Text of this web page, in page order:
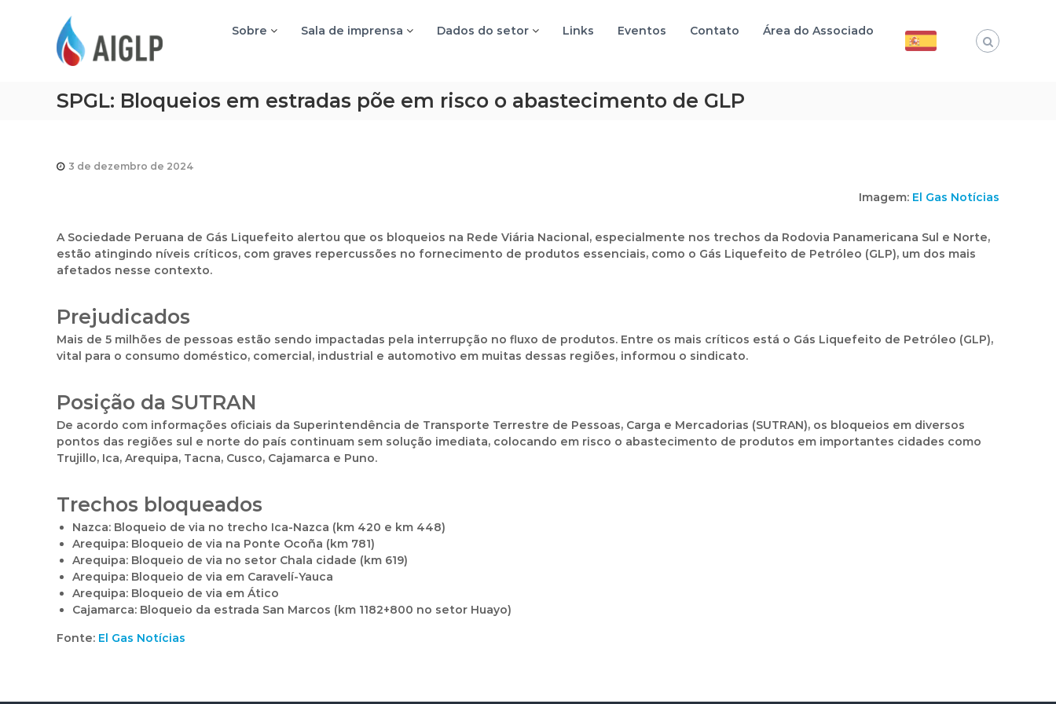
Sobre Sala de imprensa Dados do setor Links Eventos Contato Área do Associado
SPGL: Bloqueios em estradas põe em risco o abastecimento de GLP
3 de dezembro de 2024
Imagem: El Gas Notícias
A Sociedade Peruana de Gás Liquefeito alertou que os bloqueios na Rede Viária Nacional, especialmente nos trechos da Rodovia Panamericana Sul e Norte,
estão atingindo níveis críticos, com graves repercussões no fornecimento de produtos essenciais, como o Gás Liquefeito de Petróleo (GLP), um dos mais
afetados nesse contexto.
Prejudicados
Mais de 5 milhões de pessoas estão sendo impactadas pela interrupção no fluxo de produtos. Entre os mais críticos está o Gás Liquefeito de Petróleo (GLP),
vital para o consumo doméstico, comercial, industrial e automotivo em muitas dessas regiões, informou o sindicato.
Posição da SUTRAN
De acordo com informações oficiais da Superintendência de Transporte Terrestre de Pessoas, Carga e Mercadorias (SUTRAN), os bloqueios em diversos
pontos das regiões sul e norte do país continuam sem solução imediata, colocando em risco o abastecimento de produtos em importantes cidades como
Trujillo, Ica, Arequipa, Tacna, Cusco, Cajamarca e Puno.
Trechos bloqueados
Nazca: Bloqueio de via no trecho Ica-Nazca (km 420 e km 448)
Arequipa: Bloqueio de via na Ponte Ocoña (km 781)
Arequipa: Bloqueio de via no setor Chala cidade (km 619)
Arequipa: Bloqueio de via em Caravelí-Yauca
Arequipa: Bloqueio de via em Ático
Cajamarca: Bloqueio da estrada San Marcos (km 1182+800 no setor Huayo)
Fonte: El Gas Notícias